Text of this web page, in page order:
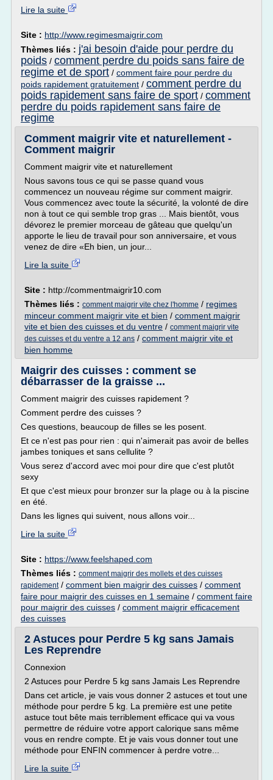
Lire la suite
Site : http://www.regimesmaigrir.com
Thèmes liés : j'ai besoin d'aide pour perdre du
poids / comment perdre du poids sans faire de
regime et de sport / comment faire pour perdre du
poids rapidement gratuitement / comment perdre du
poids rapidement sans faire de sport / comment
perdre du poids rapidement sans faire de
regime
Comment maigrir vite et naturellement -
Comment maigrir
Comment maigrir vite et naturellement
Nous savons tous ce qui se passe quand vous
commencez un nouveau régime sur comment maigrir.
Vous commencez avec toute la sécurité, la volonté de dire
non à tout ce qui semble trop gras ... Mais bientôt, vous
dévorez le premier morceau de gâteau que quelqu'un
apporte le lieu de travail pour son anniversaire, et vous
venez de dire «Eh bien, un jour...
Lire la suite
Site : http://commentmaigrir10.com
Thèmes liés : comment maigrir vite chez l'homme / regimes
minceur comment maigrir vite et bien / comment maigrir
vite et bien des cuisses et du ventre / comment maigrir vite
des cuisses et du ventre a 12 ans / comment maigrir vite et
bien homme
Maigrir des cuisses : comment se
débarrasser de la graisse ...
Comment maigrir des cuisses rapidement ?
Comment perdre des cuisses ?
Ces questions, beaucoup de filles se les posent.
Et ce n'est pas pour rien : qui n'aimerait pas avoir de belles
jambes toniques et sans cellulite ?
Vous serez d'accord avec moi pour dire que c'est plutôt
sexy
Et que c'est mieux pour bronzer sur la plage ou à la piscine
en été.
Dans les lignes qui suivent, nous allons voir...
Lire la suite
Site : https://www.feelshaped.com
Thèmes liés : comment maigrir des mollets et des cuisses
rapidement/ comment bien maigrir des cuisses / comment
faire pour maigrir des cuisses en 1 semaine / comment faire
pour maigrir des cuisses / comment maigrir efficacement
des cuisses
2 Astuces pour Perdre 5 kg sans Jamais
Les Reprendre
Connexion
2 Astuces pour Perdre 5 kg sans Jamais Les Reprendre
Dans cet article, je vais vous donner 2 astuces et tout une
méthode pour perdre 5 kg. La première est une petite
astuce tout bête mais terriblement efficace qui va vous
permettre de réduire votre apport calorique sans même
vous en rendre compte. Et je vais vous donner tout une
méthode pour ENFIN commencer à perdre votre...
Lire la suite